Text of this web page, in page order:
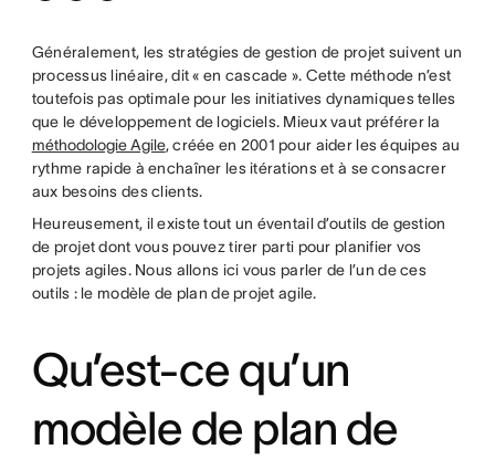
Généralement, les stratégies de gestion de projet suivent un
processus linéaire, dit « en cascade ». Cette méthode n’est
toutefois pas optimale pour les initiatives dynamiques telles
que le développement de logiciels. Mieux vaut préférer la
méthodologie Agile, créée en 2001 pour aider les équipes au
rythme rapide à enchaîner les itérations et à se consacrer
aux besoins des clients.
Heureusement, il existe tout un éventail d’outils de gestion
de projet dont vous pouvez tirer parti pour planifier vos
projets agiles. Nous allons ici vous parler de l’un de ces
outils : le modèle de plan de projet agile.
Qu’est-ce qu’un
modèle de plan de